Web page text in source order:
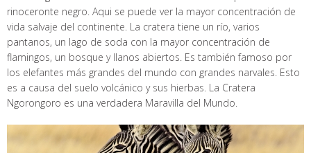
rinoceronte negro. Aqui se puede ver la mayor concentración de
vida salvaje del continente. La cratera tiene un río, varios
pantanos, un lago de soda con la mayor concentración de
flamingos, un bosque y llanos abiertos. Es también famoso por
los elefantes más grandes del mundo con grandes narvales. Esto
es a causa del suelo volcánico y sus hierbas. La Cratera
Ngorongoro es una verdadera Maravilla del Mundo.